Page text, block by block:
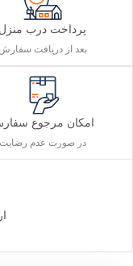
پرداخت درب منزل
بعد از دریافت سفارش
امکان مرجوع
در صورت عدم رضایت